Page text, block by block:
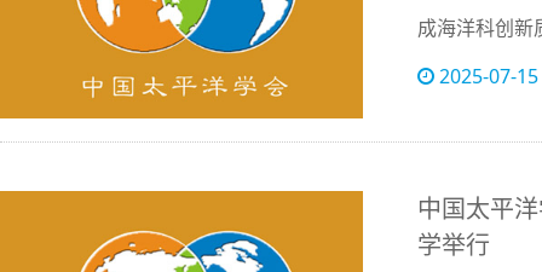
成海洋科创新
委会）主办的
2025-07-15
中国太平
学举行